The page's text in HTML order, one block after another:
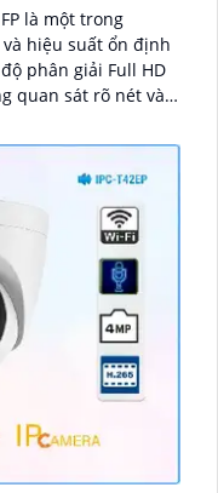
là một trong
hiệu suất ổn định
quan sát rõ nét và